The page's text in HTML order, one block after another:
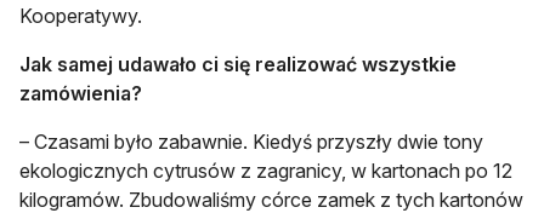
Kooperatywy.
Jak samej udawało ci się realizować wszystkie
zamówienia?
– Czasami było zabawnie. Kiedyś przyszły dwie tony
ekologicznych cytrusów z zagranicy, w kartonach po 12
kilogramów. Zbudowaliśmy córce zamek z tych kartonów